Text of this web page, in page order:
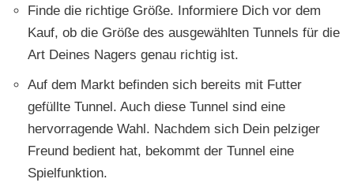
Finde die richtige Größe. Informiere Dich vor dem
Kauf, ob die Größe des ausgewählten Tunnels für die
Art Deines Nagers genau richtig ist.
Auf dem Markt befinden sich bereits mit Futter
gefüllte Tunnel. Auch diese Tunnel sind eine
hervorragende Wahl. Nachdem sich Dein pelziger
Freund bedient hat, bekommt der Tunnel eine
Spielfunktion.